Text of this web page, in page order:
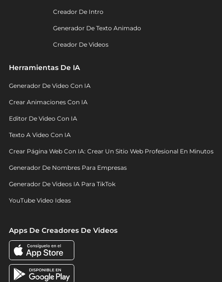
Creador De Intro
Generador De Texto Animado
Creador De Videos
Herramientas De IA
Generador De Video Con IA
Crear Animaciones Con IA
Editor De Video Con IA
Texto A Video Con IA
Crear Página Web Con IA: Crear Un Sitio Web Profesional En Minutos
Generador De Nombres Para Empresas
Generador De Videos IA Para TikTok
YouTube Video Ideas
Apps De Creadores De Videos